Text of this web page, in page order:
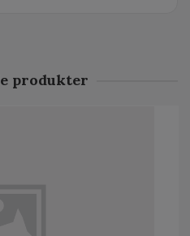
produkter